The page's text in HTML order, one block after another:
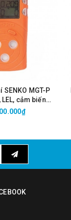
cận.
SENKO MGT-P
LEL, cảm biến